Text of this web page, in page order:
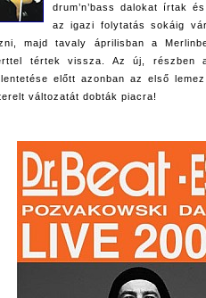
drum’n’bass dalokat írtak
az igazi folytatás sokáig
majd tavaly áprilisban a
tértek vissza. Az új, részben
előtt azonban az első
változatát dobták piacra!